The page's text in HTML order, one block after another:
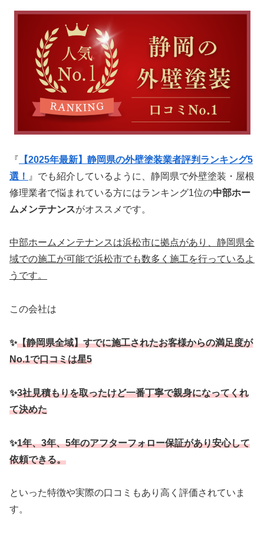
『 【2025年最新】静岡県の外壁塗装業者評判ランキング5
選！ 』でも紹介しているように、静岡県で外壁塗装・屋根
修理業者で悩まれている方にはランキング1位の中部ホー
ムメンテナンスがオススメです。
中部ホームメンテナンスは浜松市に拠点があり、静岡県全
域での施工が可能で浜松市でも数多く施工を行っているよ
うです。
この会社は
✨【静岡県全域】すでに施工されたお客様からの満足度が
No.1で口コミは星5
✨3社見積もりを取ったけど一番丁寧で親身になってくれ
て決めた
✨1年、3年、5年のアフターフォロー保証があり安心して
依頼できる。
といった特徴や実際の口コミもあり高く評価されていま
す。